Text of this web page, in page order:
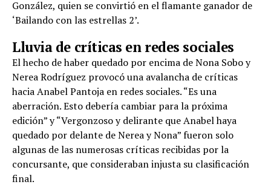
González, quien se convirtió en el flamante ganador de
‘Bailando con las estrellas 2’.
Lluvia de críticas en redes sociales
El hecho de haber quedado por encima de Nona Sobo y
Nerea Rodríguez provocó una avalancha de críticas
hacia Anabel Pantoja en redes sociales. “Es una
aberración. Esto debería cambiar para la próxima
edición” y “Vergonzoso y delirante que Anabel haya
quedado por delante de Nerea y Nona” fueron solo
algunas de las numerosas críticas recibidas por la
concursante, que consideraban injusta su clasificación
final.